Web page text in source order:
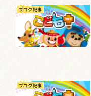
ブログ記事
ブログ記事